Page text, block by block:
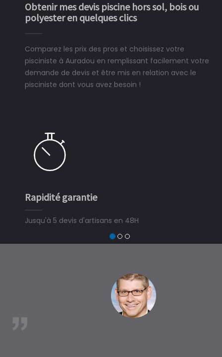
Obtenir mes devis piscine hors sol, bois ou
polyester en quelques clics
Comparez les prix des pros et choisissez votre
pisciniste à Auradou en remplissant facilement votre
demande de devis et être mis en relation avec le
pisciniste dont vous avez besoin !
Simple et rapide
3 minutes suffisent pour déposer une demande de
devis travaux piscine hors sol, bois ou polyester et
trouver un expert en piscine hors sol, bois ou polyester